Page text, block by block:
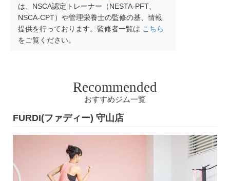
は、NSCA認定トレーナー（NESTA-PFT、
NSCA-CPT）や管理栄養士の監修の基、情報
提供を行っております。監修者一覧は こちら
をご覧ください。
Recommended
おすすめジム一覧
FURDI(ファディー) 守山店